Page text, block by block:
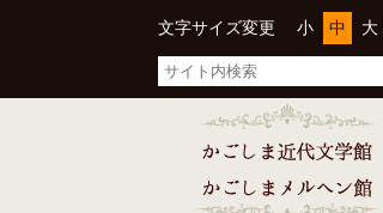
文字サイズ変更 小 中 大